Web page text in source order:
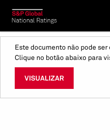
Este documento não pode
Clique no botão abaixo para
VISUALIZAR